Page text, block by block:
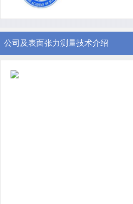
公司及表面张力测量技术介绍